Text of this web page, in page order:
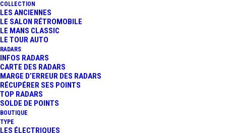
COLLECTION
LES ANCIENNES
LE SALON RÉTROMOBILE
LE MANS CLASSIC
LE TOUR AUTO
RADARS
INFOS RADARS
CARTE DES RADARS
MARGE D’ERREUR DES RADARS
RÉCUPÉRER SES POINTS
TOP RADARS
SOLDE DE POINTS
BOUTIQUE
TYPE
LES ÉLECTRIQUES
25 novembre 2014
FIAT 500 BARBIE : LE